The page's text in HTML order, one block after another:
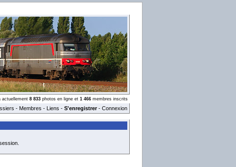
actuellement 8 833 photos en ligne et 1 466 membres inscrits
- Membres - Liens - S'enregistrer- Connexion